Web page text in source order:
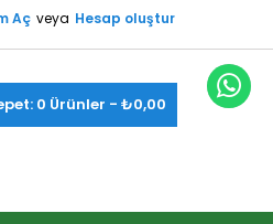
Aç veya Hesap oluştur
0 Ürünler - ₺0,00